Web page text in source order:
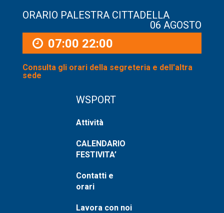
ORARIO PALESTRA CITTADELLA
06 AGOSTO
07:00 22:00
Consulta gli orari della segreteria e dell'altra
sede
WSPORT
Attività
CALENDARIO
FESTIVITA’
Contatti e
orari
Lavora con noi